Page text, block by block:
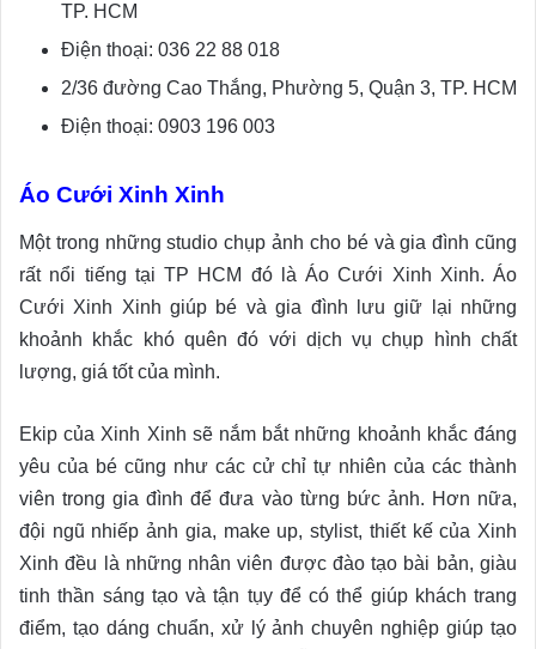
TP. HCM
Điện thoại: 036 22 88 018
2/36 đường Cao Thắng, Phường 5, Quận 3, TP. HCM
Điện thoại: 0903 196 003
Áo Cưới Xinh Xinh
Một trong những studio chụp ảnh cho bé và gia đình cũng
rất nổi tiếng tại TP HCM đó là Áo Cưới Xinh Xinh. Áo
Cưới Xinh Xinh giúp bé và gia đình lưu giữ lại những
khoảnh khắc khó quên đó với dịch vụ chụp hình chất
lượng, giá tốt của mình.
Ekip của Xinh Xinh sẽ nắm bắt những khoảnh khắc đáng
yêu của bé cũng như các cử chỉ tự nhiên của các thành
viên trong gia đình để đưa vào từng bức ảnh. Hơn nữa,
đội ngũ nhiếp ảnh gia, make up, stylist, thiết kế của Xinh
Xinh đều là những nhân viên được đào tạo bài bản, giàu
tinh thần sáng tạo và tận tụy để có thể giúp khách trang
điểm, tạo dáng chuẩn, xử lý ảnh chuyên nghiệp giúp tạo